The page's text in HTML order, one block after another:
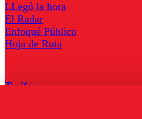
LLegó la hora
El Radar
Enfoqué Público
Hoja de Ruta
Tarifas